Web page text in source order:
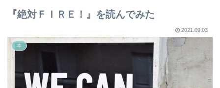
『絶対ＦＩＲＥ！』を読んでみた
2021.09.03
本